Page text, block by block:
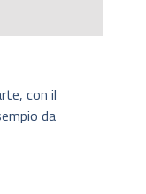
con il
da